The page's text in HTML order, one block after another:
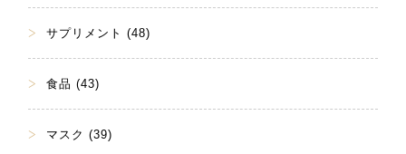
サプリメント (48)
食品 (43)
マスク (39)